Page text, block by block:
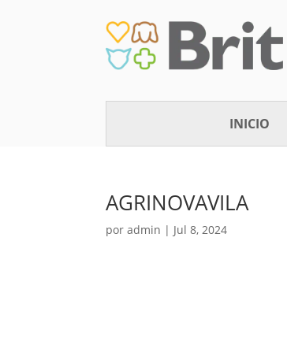
INICIO
AGRINOVAVILA
poradmin | Jul 8, 2024